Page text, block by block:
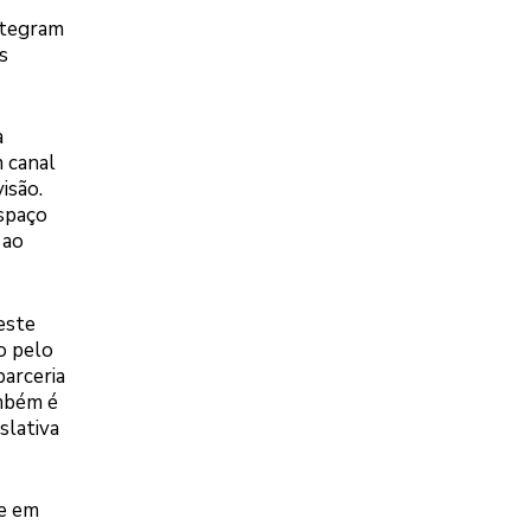
canal
pelo
é
em